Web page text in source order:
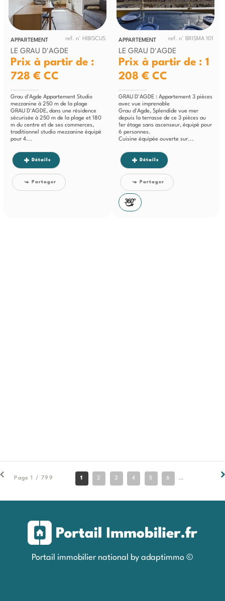
APPARTEMENT ref. n° HIBISCUS
LE GRAU D'AGDE
Prix à partir de :
728 € CC
Grau d'Agde Appartement Studio
mezzanine à 250 m de la plage
GRAU D'AGDE, dans une résidence
sécurisée à 250 m de la plage et 180
m du centre et de ses commerces,
traditionnel studio mezzanine équipé
pour 4...
Détails
Partager
APPARTEMENT ref. n° BRISMA 101
LE GRAU D'AGDE
Prix à partir de : 1
208 € CC
GRAU D'AGDE : Appartement 3 pièces
avec vue imprenable
Grau d'Agde, Splendide vue mer
depuis la terrasse de ce 3 pièces au
1er étage sans ascenseur, équipé pour
6 personnes.
Cuisine équipée ouverte sur...
Détails
Partager
Page 1 / 799 1 2 3 4 5 6 9
Portail immobilier national by adaptimmo ©